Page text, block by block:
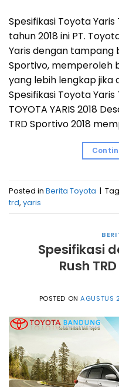
Spesifikasi Toyota Yaris
tahun 2018 ini PT.
Yaris dengan tampang
Sportivo, memperoleh
yang lebih lengkap jika
Spesifikasi Toyota Yaris
TOYOTA YARIS 2018
TRD Sportivo 2018
Posted in Berita Toyota |
trd, yaris
Spesifikasi
Rush
POSTED ONAGUSTUS